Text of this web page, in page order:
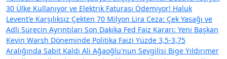
30 Ülke Kullanıyor ve Elektrik Faturası Ödemiyor! Haluk
Levent'e Karşılıksız Çekten 70 Milyon Lira Ceza: Çek Yasağı ve
Adli Sürecin Ayrıntıları Son Dakika Fed Faiz Kararı: Yeni Başkan
Kevin Warsh Döneminde Politika Faizi Yüzde 3,5-3,75
Aralığında Sabit Kaldı Ali Ağaoğlu'nun Sevgilisi Bige Yıldırımer